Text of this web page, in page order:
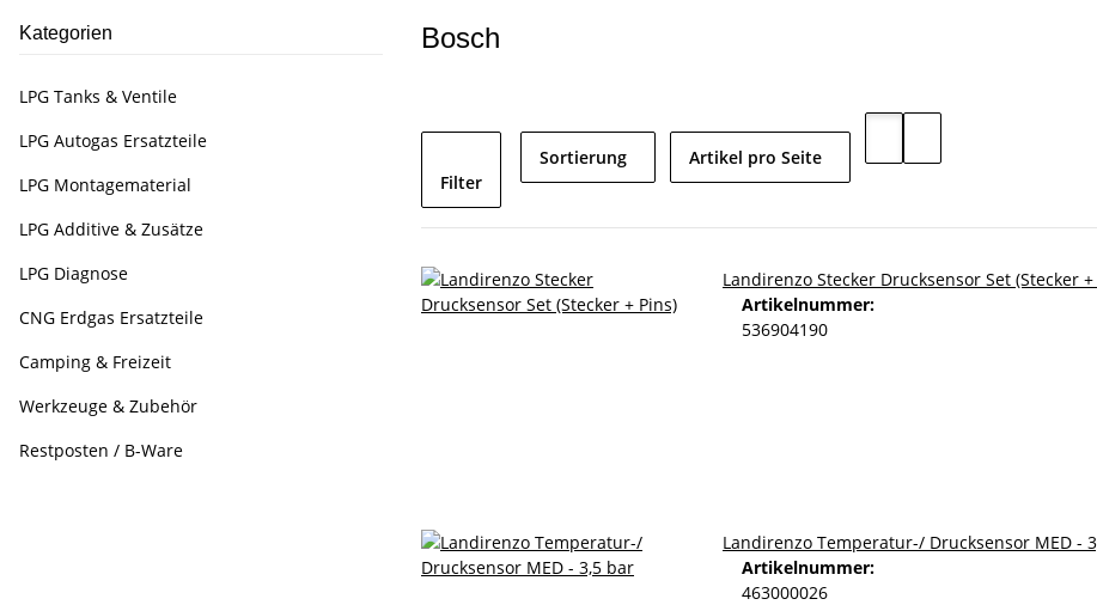
Bosch
Filter
Sortierung Artikel pro Seite
Landirenzo Stecker Drucksensor Set (Stecker +
Artikelnummer:
536904190
Landirenzo Temperatur-/ Drucksensor MED -
Artikelnummer:
463000026
Kategorien
LPG Tanks & Ventile
LPG Autogas Ersatzteile
LPG Montagematerial
LPG Additive & Zusätze
LPG Diagnose
CNG Erdgas Ersatzteile
Camping & Freizeit
Werkzeuge & Zubehör
Restposten / B-Ware